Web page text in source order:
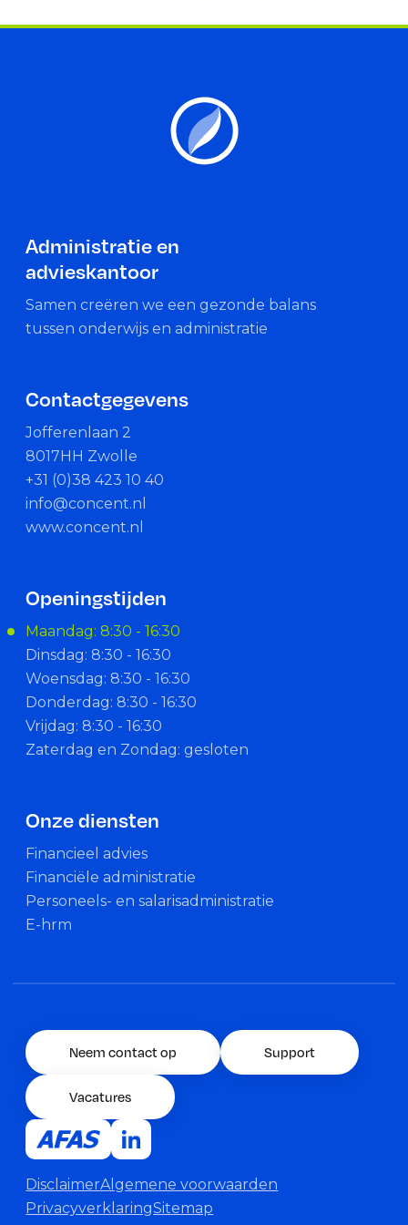
Administratie en
advieskantoor
Samen creëren we een gezonde balans
tussen onderwijs en administratie
Contactgegevens
Jofferenlaan 2
8017HH Zwolle
+31 (0)38 423 10 40
info@concent.nl
www.concent.nl
Openingstijden
Maandag: 8:30 - 16:30
Dinsdag: 8:30 - 16:30
Woensdag: 8:30 - 16:30
Donderdag: 8:30 - 16:30
Vrijdag: 8:30 - 16:30
Zaterdag en Zondag: gesloten
Onze diensten
Financieel advies
Financiële administratie
Personeels- en salarisadministratie
E-hrm
Neem contact op Support
Vacatures
DisclaimerAlgemene voorwaarden
PrivacyverklaringSitemap